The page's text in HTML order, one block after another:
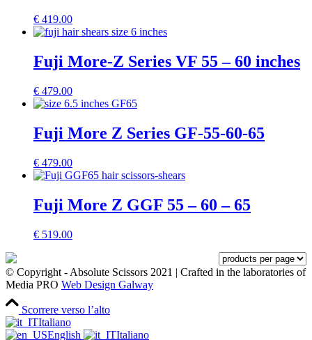
€ 419.00
Fuji More-Z Series VF 55 – 60 inches
€ 479.00
Fuji More Z Series GF-55-60-65
€ 479.00
Fuji More Z GGF 55 – 60 – 65
€ 519.00
© Copyright - Absolute Scissors 2021 | Crafted in the laboratories of
Media PRO Web Design Galway
Scorrere verso l’alto
Italiano
English
Italiano